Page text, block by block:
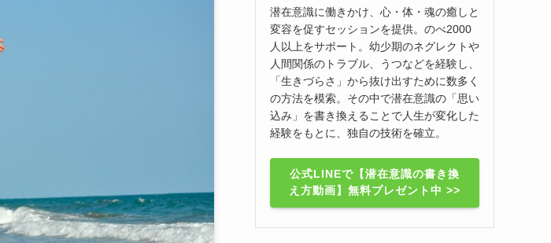
潜在意識に働きかけ、心・体・魂の癒しと
変容を促すセッションを提供。のべ2000
人以上をサポート。幼少期のネグレクトや
人間関係のトラブル、うつなどを経験し、
「生きづらさ」から抜け出すために数多く
の方法を模索。その中で潜在意識の「思い
込み」を書き換えることで人生が変化した
経験をもとに、独自の技術を確立。
公式LINEで【潜在意識の書き換
え方動画】無料プレゼント中 >>